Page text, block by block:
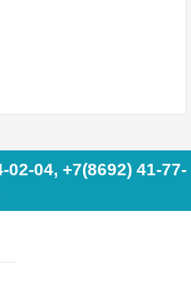
02-04, +7(8692) 41-77-